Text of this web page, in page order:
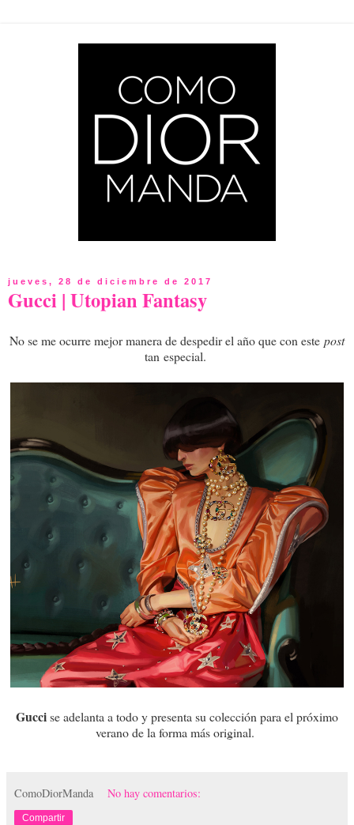
jueves, 28 de diciembre de 2017
Gucci | Utopian Fantasy
No se me ocurre mejor manera de despedir el año que con este post
tan especial.
Guccise adelanta a todo y presenta su colección para el próximo
verano de la forma más original.
ComoDiorManda No hay comentarios:
Compartir